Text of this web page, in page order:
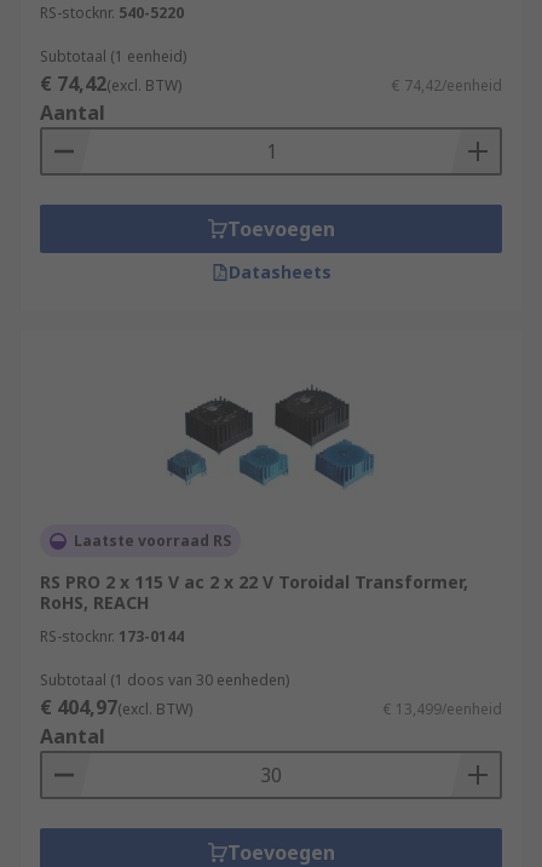
RS-stocknr. 540-5220
Subtotaal (1 eenheid)
€ 74,42(excl. BTW) € 74,42/eenheid
Aantal
Toevoegen
Datasheets
Laatste voorraad RS
RS PRO 2 x 115 V ac 2 x 22 V Toroidal Transformer,
RoHS, REACH
RS-stocknr. 173-0144
Subtotaal (1 doos van 30 eenheden)
€ 404,97(excl. BTW) € 13,499/eenheid
Aantal
Toevoegen